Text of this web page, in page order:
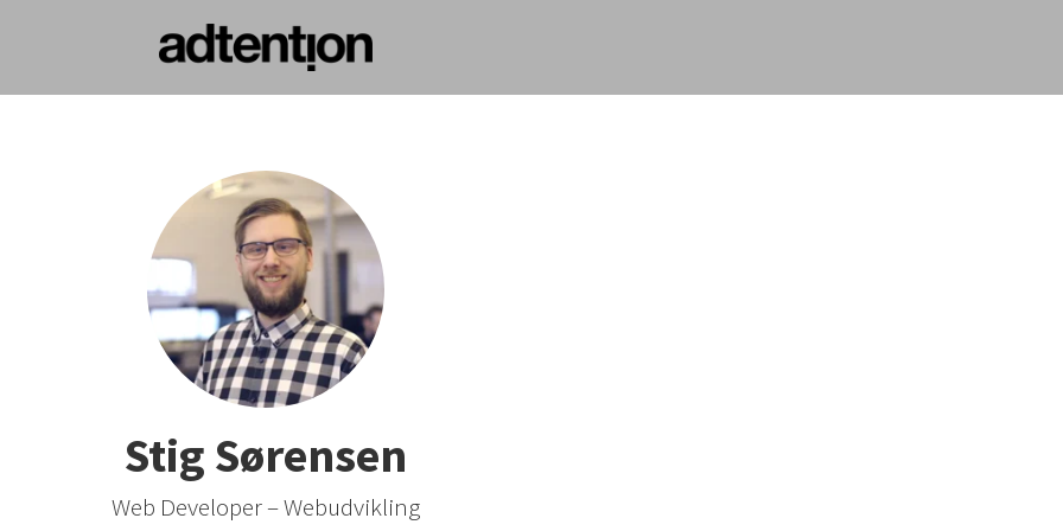
Stig Sørensen
Web Developer – Webudvikling